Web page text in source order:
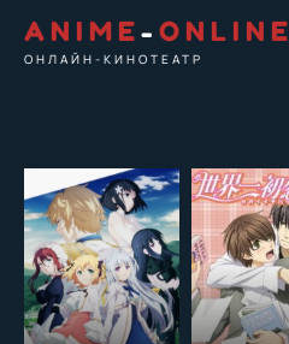
ANIME- ONLINE
ОНЛАЙН-КИНОТЕАТР